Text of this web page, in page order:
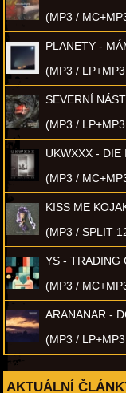
(MP3 /
PLANETY -
(MP3 /
SEVERNÍ
(MP3 /
UKWXXX - DIE
(MP3 /
KISS ME
(MP3 / SPLIT
YS - TRADING
(MP3 /
ARANANAR -
(MP3 /
AKTUÁLNÍ